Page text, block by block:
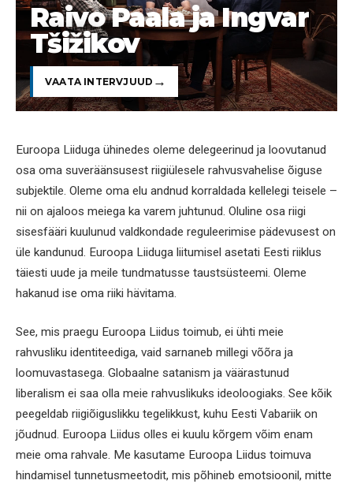
Raivo Paala ja Ingvar
Tšižikov
VAATA INTERVJUUD
Euroopa Liiduga ühinedes oleme delegeerinud ja loovutanud
osa oma suveräänsusest riigiülesele rahvusvahelise õiguse
subjektile. Oleme oma elu andnud korraldada kellelegi teisele –
nii on ajaloos meiega ka varem juhtunud. Oluline osa riigi
sisesfääri kuulunud valdkondade reguleerimise pädevusest on
üle kandunud. Euroopa Liiduga liitumisel asetati Eesti riiklus
täiesti uude ja meile tundmatusse taustsüsteemi. Oleme
hakanud ise oma riiki hävitama.
See, mis praegu Euroopa Liidus toimub, ei ühti meie
rahvusliku identiteediga, vaid sarnaneb millegi võõra ja
loomuvastasega. Globaalne satanism ja väärastunud
liberalism ei saa olla meie rahvuslikuks ideoloogiaks. See kõik
peegeldab riigiõiguslikku tegelikkust, kuhu Eesti Vabariik on
jõudnud. Euroopa Liidus olles ei kuulu kõrgem võim enam
meie oma rahvale. Me kasutame Euroopa Liidus toimuva
hindamisel tunnetusmeetodit, mis põhineb emotsioonil, mitte